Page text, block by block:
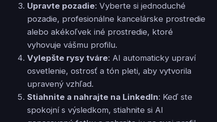
Upravte pozadie: Vyberte si jednoduché
pozadie, profesionálne kancelárske prostredie
alebo akékoľvek iné prostredie, ktoré
vyhovuje vášmu profilu.
Vylepšte rysy tváre: AI automaticky upraví
osvetlenie, ostrosť a tón pleti, aby vytvorila
upravený vzhľad.
Stiahnite a nahrajte na LinkedIn: Keď ste
spokojní s výsledkom, stiahnite si AI